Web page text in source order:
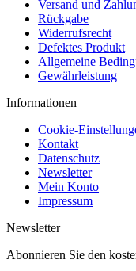
Versand und
Rückgabe
Widerrufsrecht
Defektes Produkt
Allgemeine
Gewährleistung
Informationen
Cookie-
Kontakt
Datenschutz
Newsletter
Mein Konto
Impressum
Newsletter
Abonnieren Sie den